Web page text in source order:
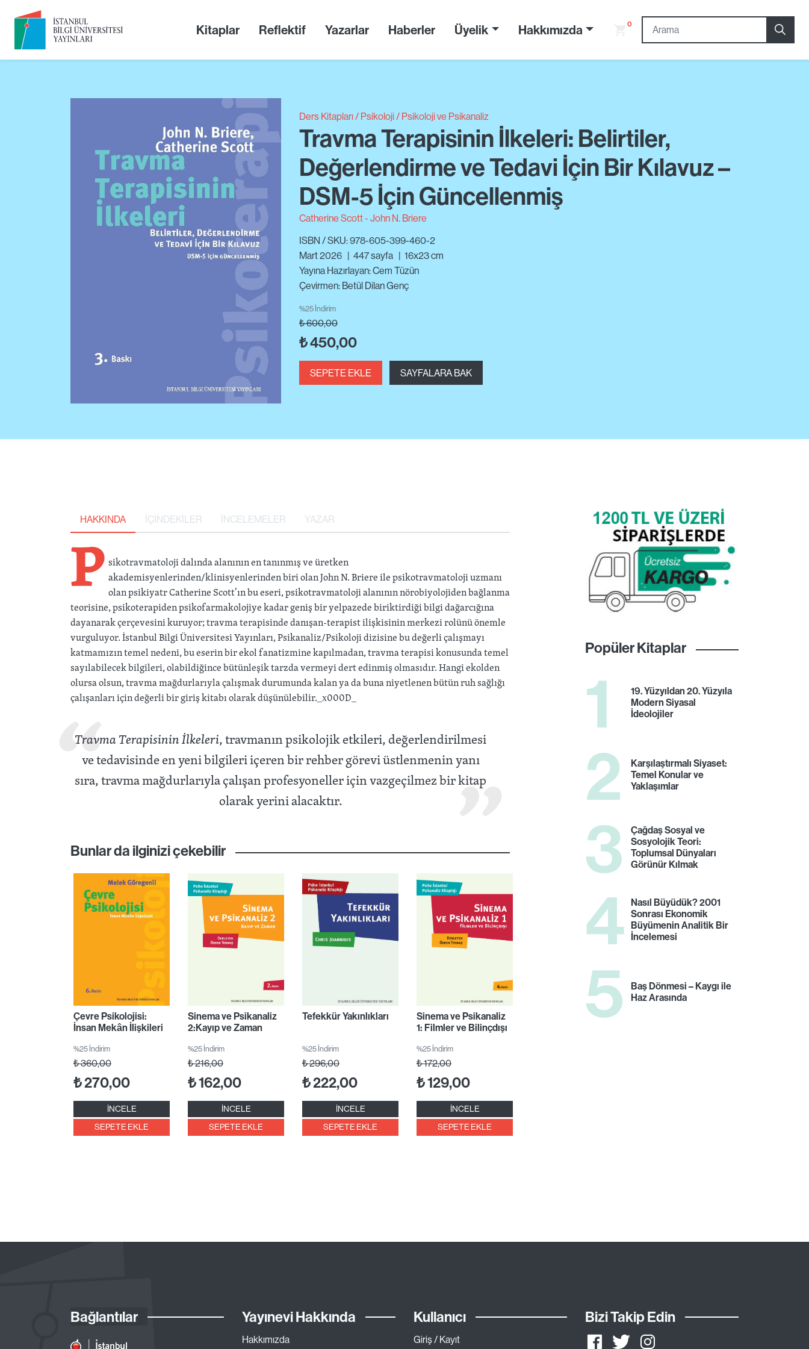
Kitaplar Reflektif Yazarlar Haberler Üyelik Hakkımızda 0
Ders Kitapları Psikoloji Psikoloji ve Psikanaliz
Travma Terapisinin İlkeleri: Belirtiler,
Değerlendirme ve Tedavi İçin Bir Kılavuz –
DSM-5 İçin Güncellenmiş
Catherine Scott
John N. Briere
ISBN / SKU: 978-605-399-460-2
Mart 2026 | 447sayfa | 16x23 cm
Yayına Hazırlayan: Cem Tüzün
Çevirmen: Betül Dilan Genç
%25 İndirim
₺600,00
₺450,00
SEPETE EKLE SAYFALARA BAK
HAKKINDA İÇİNDEKİLER İNCELEMELER YAZAR
Psikotravmatoloji dalında alanının en tanınmış ve üretken
akademisyenlerinden/klinisyenlerinden biri olan John N. Briere ile psikotravmatoloji uzmanı
olan psikiyatr Catherine Scott’ın bu eseri, psikotravmatoloji alanının nörobiyolojiden bağlanma
teorisine, psikoterapiden psikofarmakolojiye kadar geniş bir yelpazede biriktirdiği bilgi dağarcığına
dayanarak çerçevesini kuruyor; travma terapisinde danışan-terapist ilişkisinin merkezi rolünü önemle
vurguluyor. İstanbul Bilgi Üniversitesi Yayınları, Psikanaliz/Psikoloji dizisine bu değerli çalışmayı
katmamızın temel nedeni, bu eserin bir ekol fanatizmine kapılmadan, travma terapisi konusunda temel
sayılabilecek bilgileri, olabildiğince bütünleşik tarzda vermeyi dert edinmiş olmasıdır. Hangi ekolden
olursa olsun, travma mağdurlarıyla çalışmak durumunda kalan ya da buna niyetlenen bütün ruh sağlığı
çalışanları için değerli bir girişkitabı olarak düşünülebilir._x000D_
Travma Terapisinin İlkeleri, travmanın psikolojik etkileri, değerlendirilmesi
ve tedavisinde en yeni bilgileri içeren bir rehber görevi üstlenmenin yanı
sıra, travma mağdurlarıyla çalışan profesyoneller için vazgeçilmez bir kitap
olarak yerini alacaktır.
Bunlar da ilginizi çekebilir
Çevre Psikolojisi:
İnsan Mekân İlişkileri
%25 İndirim
₺360,00
₺270,00
İNCELE
SEPETE EKLE
Sinema ve Psikanaliz
2:Kayıp ve Zaman
%25 İndirim
₺216,00
₺162,00
İNCELE
SEPETE EKLE
Tefekkür Yakınlıkları
%25 İndirim
₺296,00
₺222,00
İNCELE
SEPETE EKLE
Sinema ve Psikanaliz
1: Filmler ve Bilinçdışı
%25 İndirim
₺172,00
₺129,00
İNCELE
SEPETE EKLE
Popüler Kitaplar
1
19. Yüzyıldan 20. Yüzyıla
Modern Siyasal
İdeolojiler
2
Karşılaştırmalı Siyaset:
Temel Konular ve
Yaklaşımlar
3
Çağdaş Sosyal ve
Sosyolojik Teori:
Toplumsal Dünyaları
Görünür Kılmak
4 Nasıl Büyüdük? 2001
Sonrası Ekonomik
Büyümenin Analitik Bir
İncelemesi
5
Baş Dönmesi – Kaygı ile
Haz Arasında
Bağlantılar Yayınevi Hakkında
Hakkımızda
Kullanıcı
Giriş / Kayıt
Bizi Takip Edin